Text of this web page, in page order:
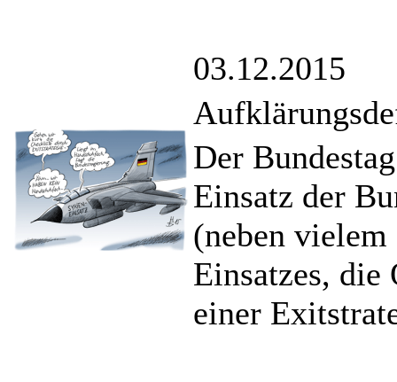
03.12.2015
Der
Einsatz der
(neben vielem
Einsatzes, die
einer